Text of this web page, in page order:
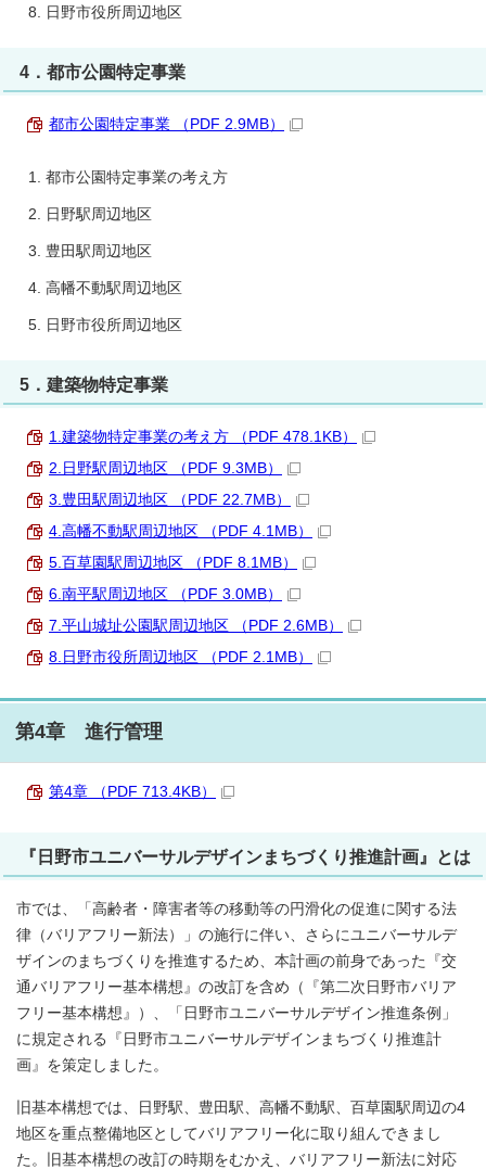
日野市役所周辺地区
4．都市公園特定事業
都市公園特定事業 （PDF 2.9MB）
都市公園特定事業の考え方
日野駅周辺地区
豊田駅周辺地区
高幡不動駅周辺地区
日野市役所周辺地区
5．建築物特定事業
1.建築物特定事業の考え方 （PDF 478.1KB）
2.日野駅周辺地区 （PDF 9.3MB）
3.豊田駅周辺地区 （PDF 22.7MB）
4.高幡不動駅周辺地区 （PDF 4.1MB）
5.百草園駅周辺地区 （PDF 8.1MB）
6.南平駅周辺地区 （PDF 3.0MB）
7.平山城址公園駅周辺地区 （PDF 2.6MB）
8.日野市役所周辺地区 （PDF 2.1MB）
第4章 進行管理
第4章 （PDF 713.4KB）
『日野市ユニバーサルデザインまちづくり推進計画』とは
市では、「高齢者・障害者等の移動等の円滑化の促進に関する法
律（バリアフリー新法）」の施行に伴い、さらにユニバーサルデ
ザインのまちづくりを推進するため、本計画の前身であった『交
通バリアフリー基本構想』の改訂を含め（『第二次日野市バリア
フリー基本構想』）、「日野市ユニバーサルデザイン推進条例」
に規定される『日野市ユニバーサルデザインまちづくり推進計
画』を策定しました。
旧基本構想では、日野駅、豊田駅、高幡不動駅、百草園駅周辺の4
地区を重点整備地区としてバリアフリー化に取り組んできまし
た。旧基本構想の改訂の時期をむかえ、バリアフリー新法に対応